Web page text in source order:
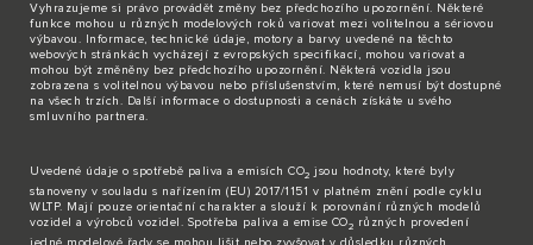
Vyhrazujeme si právo provádět změny bez předchozího upozornění. Některé
funkce mohou u různých modelových roků variovat mezi volitelnou a sériovou
výbavou. Informace, technické údaje, motory a barvy uvedené na těchto
webových stránkách vycházejí z evropských specifikací, mohou variovat a
mohou být změněny bez předchozího upozornění. Některá vozidla jsou
zobrazena s volitelnou výbavou nebo příslušenstvím, které nemusí být dostupné
na všech trzích. Další informace o dostupnosti a cenách získáte u svého
smluvního partnera.
Uvedené údaje o spotřebě paliva a emisích CO2 jsou hodnoty, které byly
stanoveny v souladu s nařízením (EU) 2017/1151 v platném znění podle cyklu
WLTP. Mají pouze orientační charakter a slouží k porovnání různých modelů
vozidel a výrobců vozidel. Spotřeba paliva a emise CO2
různých provedení
jedné modelové řady se mohou lišit nebo zvyšovat v důsledku různých